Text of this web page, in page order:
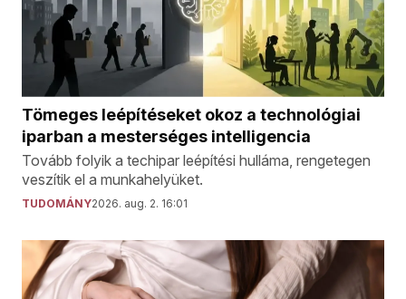
Tömeges leépítéseket okoz a technológiai
iparban a mesterséges intelligencia
Tovább folyik a techipar leépítési hulláma, rengetegen
veszítik el a munkahelyüket.
TUDOMÁNY2026. aug. 2. 16:01